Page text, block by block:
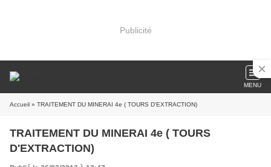
Publicité
MENU
Accueil » TRAITEMENT DU MINERAI 4e ( TOURS D'EXTRACTION)
TRAITEMENT DU MINERAI 4e ( TOURS
D'EXTRACTION)